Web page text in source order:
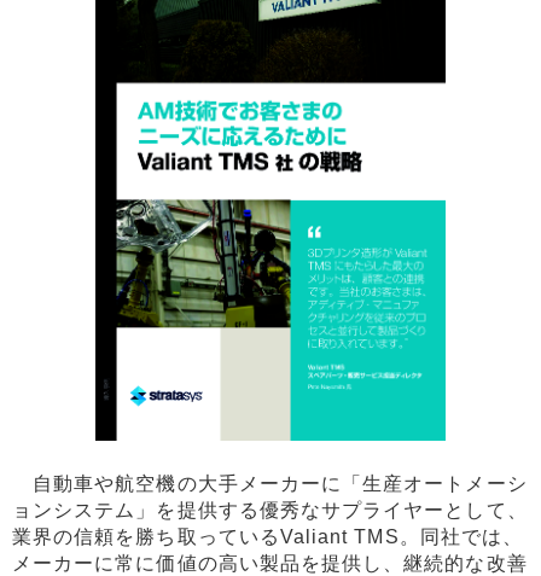
自動車や航空機の大手メーカーに「生産オートメーシ
ョンシステム」を提供する優秀なサプライヤーとして、
業界の信頼を勝ち取っているValiant TMS。同社では、
メーカーに常に価値の高い製品を提供し、継続的な改善